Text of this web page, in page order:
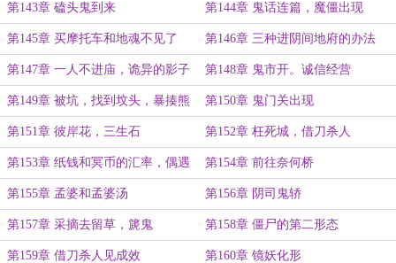
第143章 磕头鬼到来 第144章 鬼话连篇，魔僵出现
第145章 买摩托车和地魂不见了 第146章 三种进阴间地府的办法
第147章 一人不进庙，诡异的影子 第148章 鬼市开。诚信经营
第149章 被坑，找到坟头，暴揍熊
孩子
第150章 鬼门关出现
第151章 彼岸花，三生石 第152章 枉死城，借刀杀人
第153章 纸钱和冥币的汇率，偶遇
老和尚
第154章 前往奈何桥
第155章 孟婆和孟婆汤 第156章 阴司鬼轿
第157章 采摘去留草，篪鬼 第158章 僵尸的第二形态
第159章 借刀杀人见成效 第160章 镜妖化形